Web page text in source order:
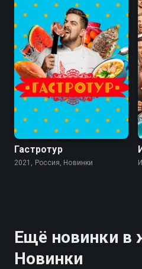
Гастротур
2021, Россия, Новинки
Ещё новинки в
Новинки